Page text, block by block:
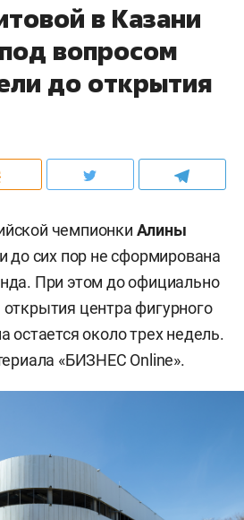
в Казани
вопросом
до открытия
чемпионки Алины
до сих пор не сформирована
При этом до официально
центра фигурного
остается около трех недель.
«БИЗНЕС Online».